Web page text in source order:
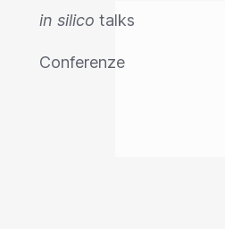
in silico talks
Conferenze